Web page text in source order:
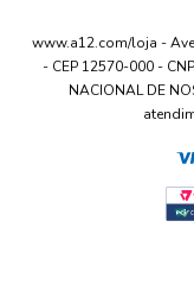
www.a12.com/loja -
- CEP 12570-000 -
NACIONAL DE